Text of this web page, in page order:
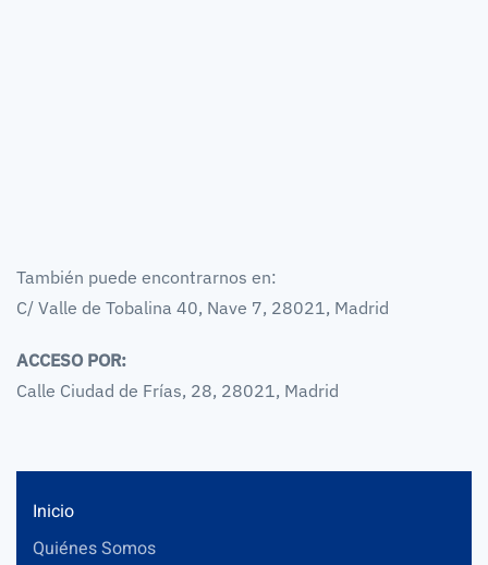
También puede encontrarnos en:
C/ Valle de Tobalina 40, Nave 7, 28021, Madrid
ACCESO POR:
Calle Ciudad de Frías, 28, 28021, Madrid
Inicio
Quiénes Somos